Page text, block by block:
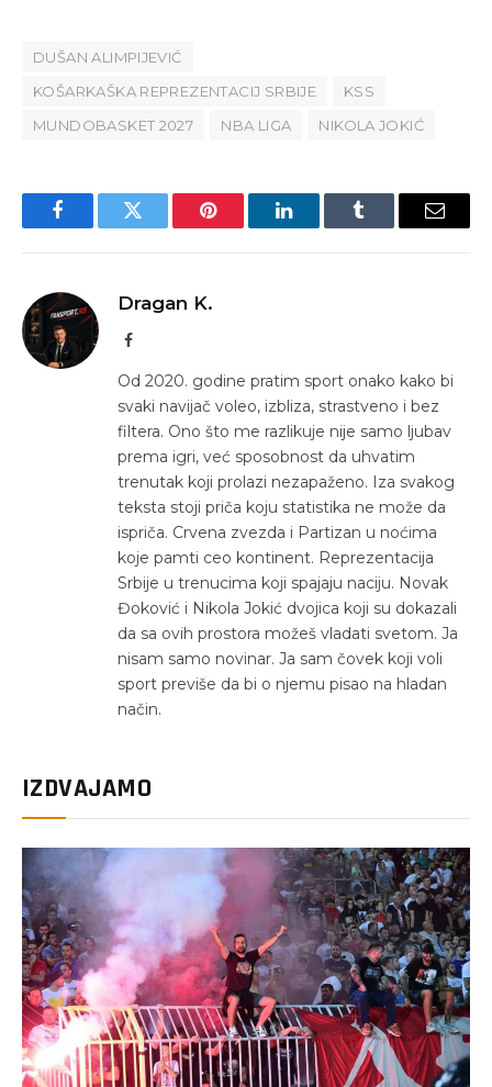
DUŠAN ALIMPIJEVIĆ
KOŠARKAŠKA REPREZENTACIJ SRBIJE
KSS
MUNDOBASKET 2027
NBA LIGA NIKOLA JOKIĆ
FacebookTwitter Pinterest LinkedInTumblr Email
Dragan K.
Facebook
Od 2020. godine pratim sport onako kako bi
svaki navijač voleo, izbliza, strastveno i bez
filtera. Ono što me razlikuje nije samo ljubav
prema igri, već sposobnost da uhvatim
trenutak koji prolazi nezapaženo. Iza svakog
teksta stoji priča koju statistika ne može da
ispriča. Crvena zvezda i Partizan u noćima
koje pamti ceo kontinent. Reprezentacija
Srbije u trenucima koji spajaju naciju. Novak
Đoković i Nikola Jokić dvojica koji su dokazali
da sa ovih prostora možeš vladati svetom. Ja
nisam samo novinar. Ja sam čovek koji voli
sport previše da bi o njemu pisao na hladan
način.
IZDVAJAMO